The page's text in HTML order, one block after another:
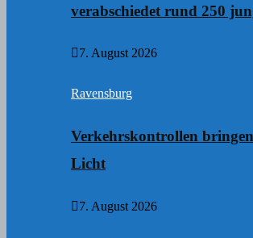
verabschiedet rund 250
7. August 2026
Ravensburg
Verkehrskontrollen
Licht
7. August 2026